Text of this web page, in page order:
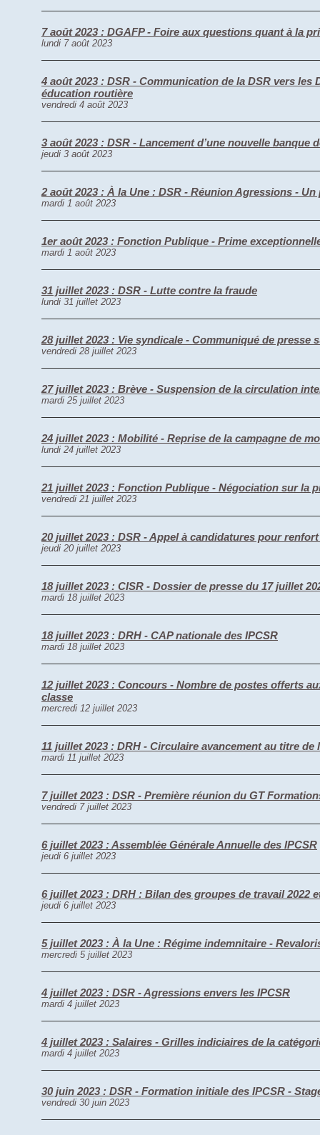
7 août 2023 : DGAFP - Foire aux questions quant à la
lundi 7 août 2023
4 août 2023 : DSR - Communication de la DSR vers
éducation routière
vendredi 4 août 2023
3 août 2023 : DSR - Lancement d’une nouvelle banque
jeudi 3 août 2023
2 août 2023 : À la Une : DSR - Réunion Agressions -
mardi 1 août 2023
1er août 2023 : Fonction Publique - Prime
mardi 1 août 2023
31 juillet 2023 : DSR - Lutte contre la fraude
lundi 31 juillet 2023
28 juillet 2023 : Vie syndicale - Communiqué de presse
vendredi 28 juillet 2023
27 juillet 2023 : Brève - Suspension de la circulation
mardi 25 juillet 2023
24 juillet 2023 : Mobilité - Reprise de la campagne de
lundi 24 juillet 2023
21 juillet 2023 : Fonction Publique - Négociation sur la
vendredi 21 juillet 2023
20 juillet 2023 : DSR - Appel à candidatures pour
jeudi 20 juillet 2023
18 juillet 2023 : CISR - Dossier de presse du 17 juillet
mardi 18 juillet 2023
18 juillet 2023 : DRH - CAP nationale des IPCSR
mardi 18 juillet 2023
12 juillet 2023 : Concours - Nombre de postes offerts
classe
mercredi 12 juillet 2023
11 juillet 2023 : DRH - Circulaire avancement au titre de
mardi 11 juillet 2023
7 juillet 2023 : DSR - Première réunion du GT
vendredi 7 juillet 2023
6 juillet 2023 : Assemblée Générale Annuelle des IPCSR
jeudi 6 juillet 2023
6 juillet 2023 : DRH : Bilan des groupes de travail 2022
jeudi 6 juillet 2023
5 juillet 2023 : À la Une : Régime indemnitaire -
mercredi 5 juillet 2023
4 juillet 2023 : DSR - Agressions envers les IPCSR
mardi 4 juillet 2023
4 juillet 2023 : Salaires - Grilles indiciaires de la
mardi 4 juillet 2023
30 juin 2023 : DSR - Formation initiale des IPCSR -
vendredi 30 juin 2023